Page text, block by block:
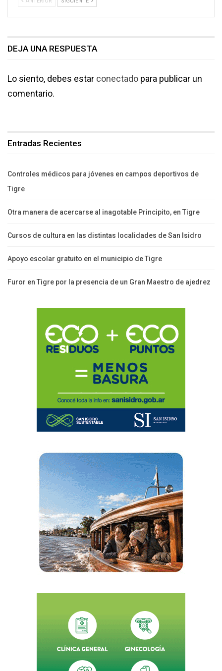
DEJA UNA RESPUESTA
Lo siento, debes estar conectado para publicar un
comentario.
Entradas Recientes
Controles médicos para jóvenes en campos deportivos de
Tigre
Otra manera de acercarse al inagotable Principito, en Tigre
Cursos de cultura en las distintas localidades de San Isidro
Apoyo escolar gratuito en el municipio de Tigre
Furor en Tigre por la presencia de un Gran Maestro de ajedrez